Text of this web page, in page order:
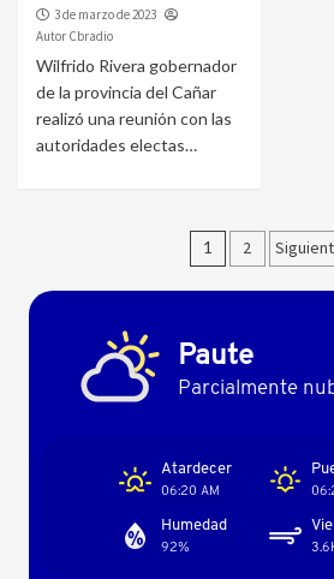
3 de marzo de 2023
Autor Cbradio
Wilfrido Rivera gobernador
de la provincia del Cañar
realizó una reunión con las
autoridades electas…
de
1 2
Paute
Parcialmente
Atardecer
06:20 AM
Humedad
92%